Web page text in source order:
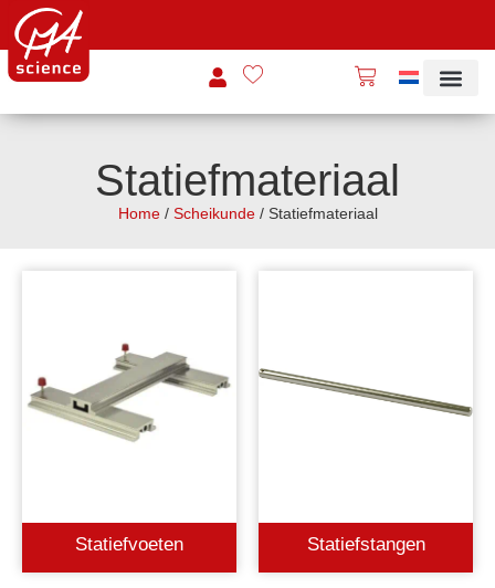
Statiefmateriaal
Home/ Scheikunde/ Statiefmateriaal
Statiefvoeten Statiefstangen